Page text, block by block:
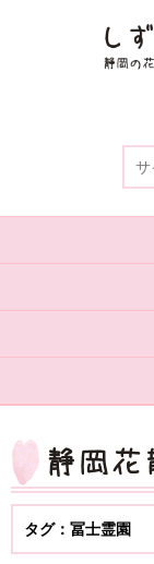
タグ：冨士霊園